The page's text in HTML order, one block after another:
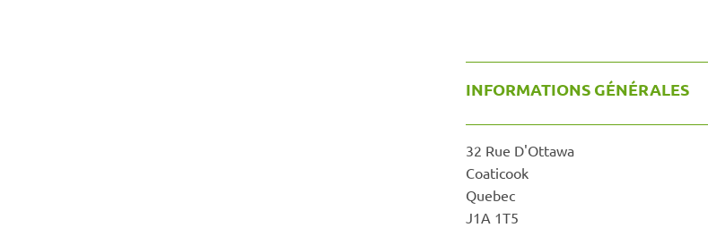
INFORMATIONS GÉNÉRALES
32 Rue D'Ottawa
Coaticook
Quebec
J1A 1T5